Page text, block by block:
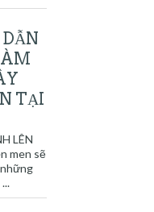
TẠI
LÊN
men sẽ